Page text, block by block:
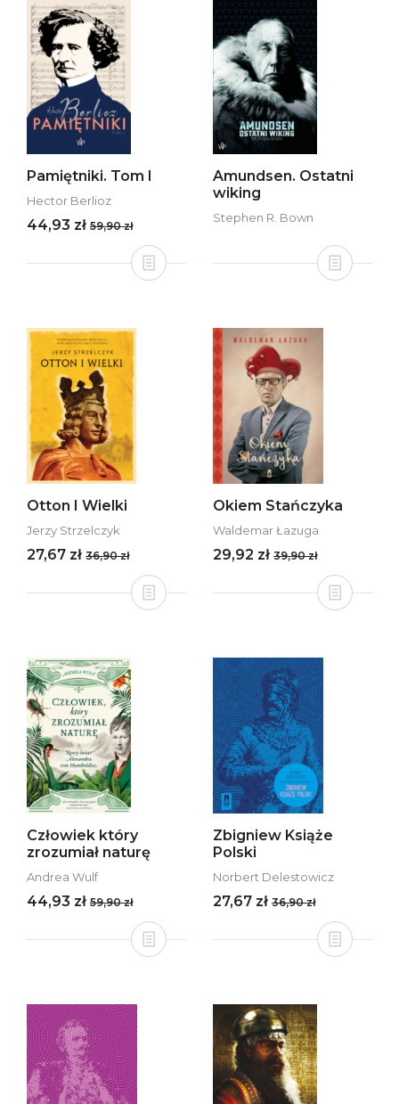
Pamiętniki. Tom I
Hector Berlioz
44,93 zł 59,90 zł
Amundsen. Ostatni
wiking
Stephen R. Bown
Otton I Wielki
Jerzy Strzelczyk
27,67 zł 36,90 zł
Okiem Stańczyka
Waldemar Łazuga
29,92 zł 39,90 zł
Człowiek który
zrozumiał naturę
Andrea Wulf
44,93 zł 59,90 zł
Zbigniew Książe
Polski
Norbert Delestowicz
27,67 zł 36,90 zł